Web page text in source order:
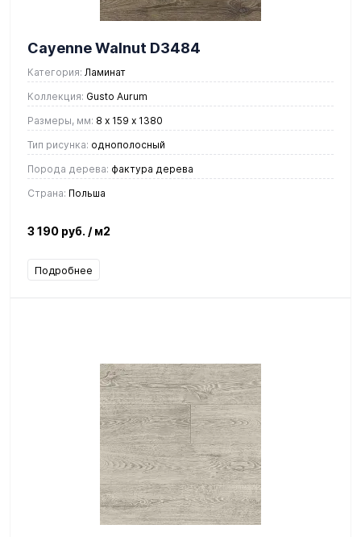
Cayenne Walnut D3484
Категория: Ламинат
Коллекция: Gusto Aurum
Размеры, мм: 8 х 159 х 1380
Тип рисунка: однополосный
Порода дерева: фактура дерева
Страна: Польша
3 190 руб. / м2
Подробнее